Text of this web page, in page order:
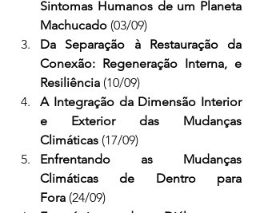
Sintomas Humanos de um Planeta
Machucado (03/09)
Da Separação à Restauração da
Conexão: Regeneração Interna, e
Resiliência (10/09)
A Integração da Dimensão Interior
e Exterior das Mudanças
Climáticas (17/09)
Enfrentando as Mudanças
Climáticas de Dentro para
Fora (24/09)